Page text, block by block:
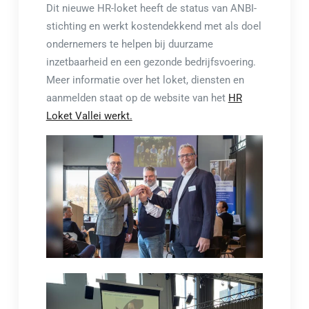
Dit nieuwe HR-loket heeft de status van ANBI-
stichting en werkt kostendekkend met als doel
ondernemers te helpen bij duurzame
inzetbaarheid en een gezonde bedrijfsvoering.
Meer informatie over het loket, diensten en
aanmelden staat op de website van het HR
Loket Vallei werkt.